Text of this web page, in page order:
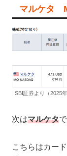
マルケタ
SBI証券より（2025
次はマルケタ
こちらはカー